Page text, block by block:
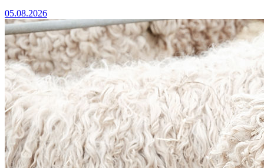
05.08.2026